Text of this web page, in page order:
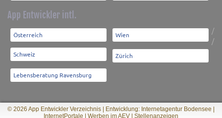
App Entwickler intl.
Österreich /
Wien
Schweiz
/
Zürich
Lebensberatung Ravensburg
© 2026 App Entwickler Verzeichnis | Entwicklung: Internetagentur Bodensee
InternetPortale
Werben im AEV Stellenanzeigen